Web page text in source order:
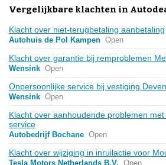
Vergelijkbare klachten in
Klacht over niet-terugbetaling aanbetaling
Autohuis de Pol Kampen Open
Klacht over garantie bij remproblemen
Wensink Open
Onpersoonlijke service bij vestiging
Wensink Open
Klacht over aanhoudende problemen
service
Autobedrijf Bochane Open
Klacht over wijziging in inruilactie voor
Tesla Motors Netherlands B.V. Open